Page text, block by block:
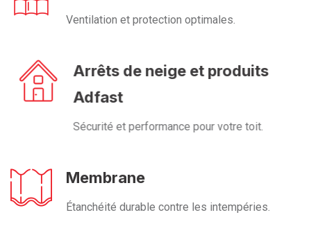
Ventilation et protection optimales.
Arrêts de neige et produits
Adfast
Sécurité et performance pour votre toit.
Membrane
Étanchéité durable contre les intempéries.